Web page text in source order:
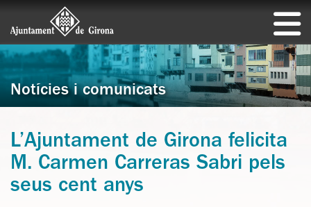
Notícies i comunicats
L’Ajuntament de Girona felicita
M. Carmen Carreras Sabri pels
seus cent anys